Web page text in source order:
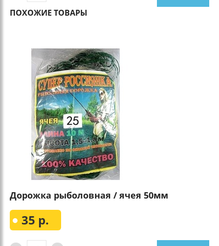
ПОХОЖИЕ ТОВАРЫ
Дорожка рыболовная / ячея 50мм
35 р.